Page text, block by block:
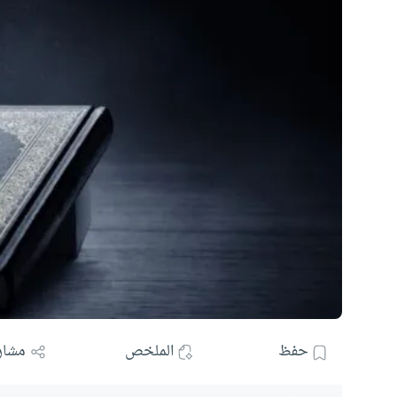
حفظ الملخص